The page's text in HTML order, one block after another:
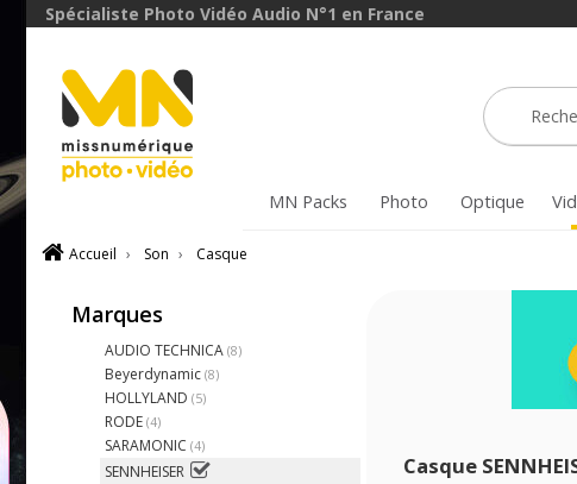
Spécialiste Photo Vidéo Audio N°1 en France
MN Packs Photo Optique
Accueil › Son › Casque
Marques
AUDIO TECHNICA (8)
Beyerdynamic (8)
HOLLYLAND (5)
RODE (4)
SARAMONIC (4)
SENNHEISER
Casque